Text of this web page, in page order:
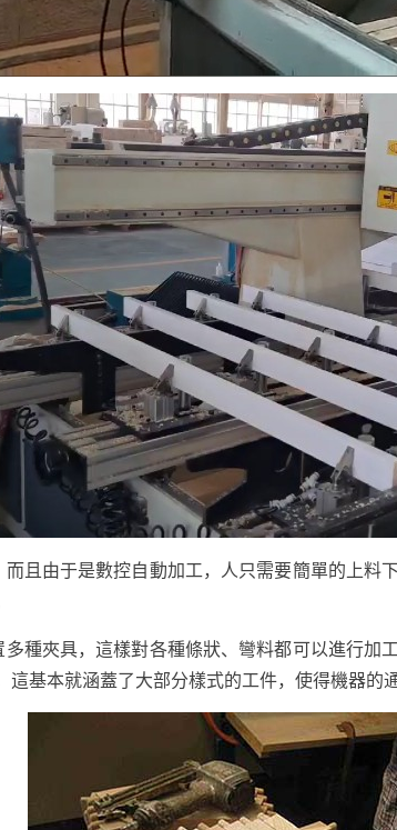
且由于是數控自動加工，人只需要簡單的上
種夾具，這樣對各種條狀、彎料都可以進行
基本就涵蓋了大部分樣式的工件，使得機器的